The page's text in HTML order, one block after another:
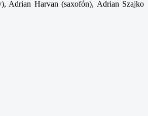
Adrian Harvan (saxofón), Adrian Szajko